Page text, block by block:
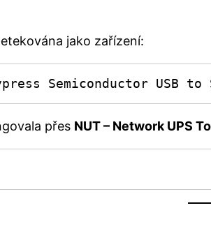
jako zařízení:
Semiconductor USB
přes NUT – Network UPS